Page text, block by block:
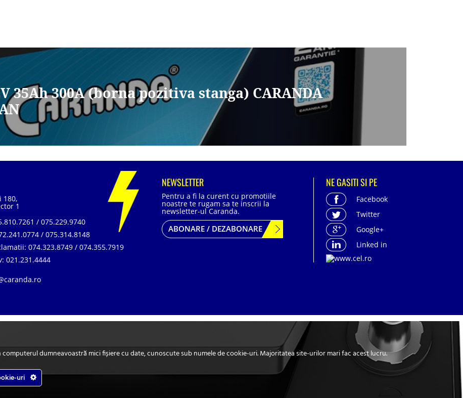
35Ah 300A (borna pozitiva stanga) CARANDA
180,
1
/ 075.229.9740
/ 075.314.8148
074.323.8749 / 074.355.7919
021.231.4444
NEWSLETTER
Pentru a fi la curent cu promotiile
noastre te rugam sa te inscrii la
newsletter-ul Caranda.
ABONARE / DEZABONARE
NE GASITI SI PE
Facebook
Twitter
Google+
Linked in
SR EN ISO 14001:2015, SR ISO 45001:2018 | | Politica de confidentialitate
cu baterii pentru automobile, camioane, autobuze, vagoane, motociclete, tractiune, stationare si aplicatii industriale.
dumneavoastră mici fișiere cu date, cunoscute sub numele de cookie-uri. Majoritatea site-urilor mari fac acest lucru.
uri